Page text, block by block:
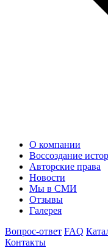
О компании
Воссоздание
Авторские права
Новости
Мы в СМИ
Отзывы
Галерея
Вопрос-ответ FAQ
Контакты